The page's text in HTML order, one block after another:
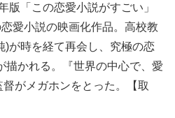
版「この恋愛小説がすごい」
愛小説の映画化作品。高校教
)が時を経て再会し、究極の恋
描かれる。『世界の中心で、愛
がメガホンをとった。【取